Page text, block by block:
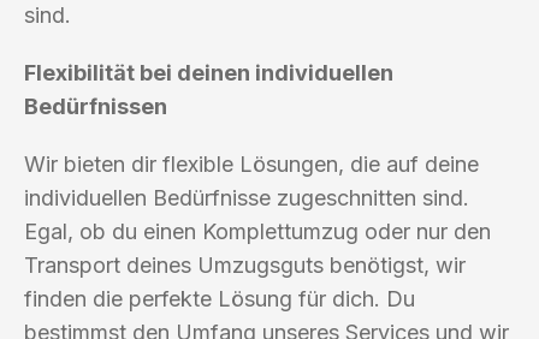
sind.
Flexibilität bei deinen individuellen
Bedürfnissen
Wir bieten dir flexible Lösungen, die auf deine
individuellen Bedürfnisse zugeschnitten sind.
Egal, ob du einen Komplettumzug oder nur den
Transport deines Umzugsguts benötigst, wir
finden die perfekte Lösung für dich. Du
bestimmst den Umfang unseres Services und wir